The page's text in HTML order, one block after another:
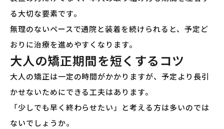
る大切な要素です。
無理のないペースで通院と装着を続けられると、予定ど
おりに治療を進めやすくなります。
大人の矯正期間を短くするコツ
大人の矯正は一定の時間がかかりますが、予定より長引
かせないためにできる工夫はあります。
「少しでも早く終わらせたい」と考える方は多いのでは
ないでしょうか。